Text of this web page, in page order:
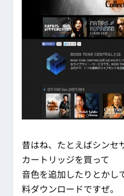
昔はね、たとえばシンセ
カートリッジを買って
音色を追加したりとかし
料ダウンロードですぜ。